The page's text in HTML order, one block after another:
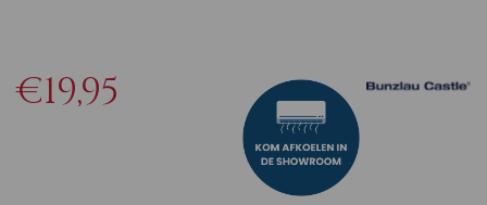
€19,95